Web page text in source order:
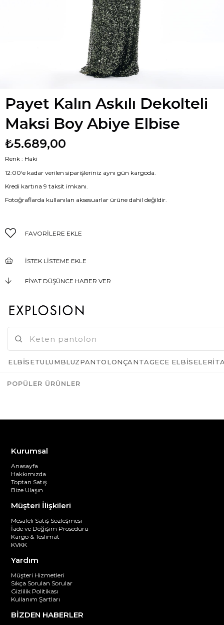
Payet Kalın Askılı Dekolteli
Maksi Boy Abiye Elbise
₺5.689,00
Renk : Haki
12:00‘e kadar verilen siparişleriniz aynı gün kargoda.
Kredi kartına 9 taksit imkanı.
Fotoğraflarda kullanılan aksesuarlar ürüne dahil değildir.
FAVORILERE EKLE
İSTEK LISTEME EKLE
FIYAT DÜŞÜNCE HABER VER
Kurumsal
Anasayfa
Hakkımızda
Toptan Satış
Bize Ulaşın
Müşteri İlişkileri
Mesafeli Satış Sözleşmesi
İade ve Değişim Prosedürü
Kargo & Teslimat
KVKK
Yardım
Müşteri Hizmetleri
Sıkça Sorulan Sorular
Gizlilik Politikası
Kullanım Şartları
BİZDEN HABERLER
ELBISETULUMBLUZPANTOLONÇANTAGECE ELBISELERI
POPÜLER ÜRÜNLER